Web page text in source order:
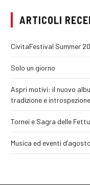
ARTICOLI
CivitaFestival Summer
Solo un giorno
Aspri motivi: il nuovo
tradizione e introspezione
Tornei e Sagra delle
Musica ed eventi